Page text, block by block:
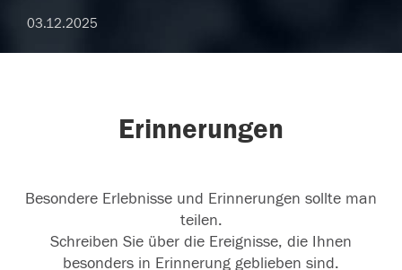
03.12.2025
Erinnerungen
Besondere Erlebnisse und Erinnerungen sollte man
teilen.
Schreiben Sie über die Ereignisse, die Ihnen
besonders in Erinnerung geblieben sind.